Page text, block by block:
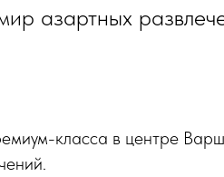
азартных
класса в центре